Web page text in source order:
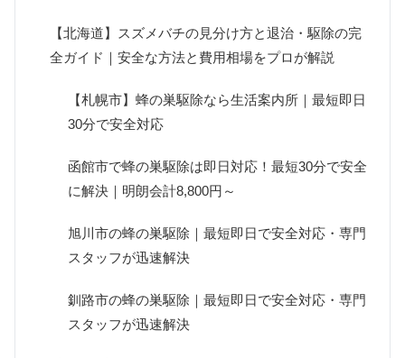
【北海道】スズメバチの見分け方と退治・駆除の完
全ガイド｜安全な方法と費用相場をプロが解説
【札幌市】蜂の巣駆除なら生活案内所｜最短即日
30分で安全対応
函館市で蜂の巣駆除は即日対応！最短30分で安全
に解決｜明朗会計8,800円～
旭川市の蜂の巣駆除｜最短即日で安全対応・専門
スタッフが迅速解決
釧路市の蜂の巣駆除｜最短即日で安全対応・専門
スタッフが迅速解決